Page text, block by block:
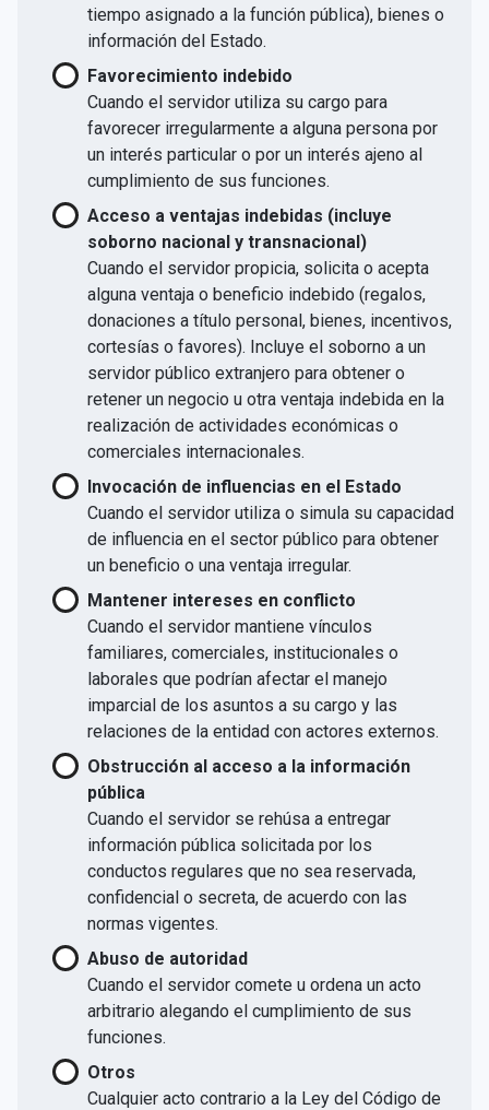
tiempo asignado a la función pública), bienes o
información del Estado.
Favorecimiento indebido
Cuando el servidor utiliza su cargo para
favorecer irregularmente a alguna persona por
un interés particular o por un interés ajeno al
cumplimiento de sus funciones.
Acceso a ventajas indebidas (incluye
soborno nacional y transnacional)
Cuando el servidor propicia, solicita o acepta
alguna ventaja o beneficio indebido (regalos,
donaciones a título personal, bienes, incentivos,
cortesías o favores). Incluye el soborno a un
servidor público extranjero para obtener o
retener un negocio u otra ventaja indebida en la
realización de actividades económicas o
comerciales internacionales.
Invocación de influencias en el Estado
Cuando el servidor utiliza o simula su capacidad
de influencia en el sector público para obtener
un beneficio o una ventaja irregular.
Mantener intereses en conflicto
Cuando el servidor mantiene vínculos
familiares, comerciales, institucionales o
laborales que podrían afectar el manejo
imparcial de los asuntos a su cargo y las
relaciones de la entidad con actores externos.
Obstrucción al acceso a la información
pública
Cuando el servidor se rehúsa a entregar
información pública solicitada por los
conductos regulares que no sea reservada,
confidencial o secreta, de acuerdo con las
normas vigentes.
Abuso de autoridad
Cuando el servidor comete u ordena un acto
arbitrario alegando el cumplimiento de sus
funciones.
Otros
Cualquier acto contrario a la Ley del Código de